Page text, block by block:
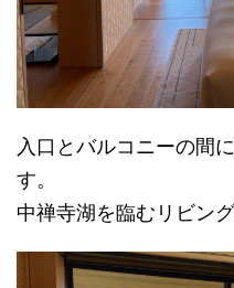
入口とバルコニーの間
す。
中禅寺湖を臨むリビン